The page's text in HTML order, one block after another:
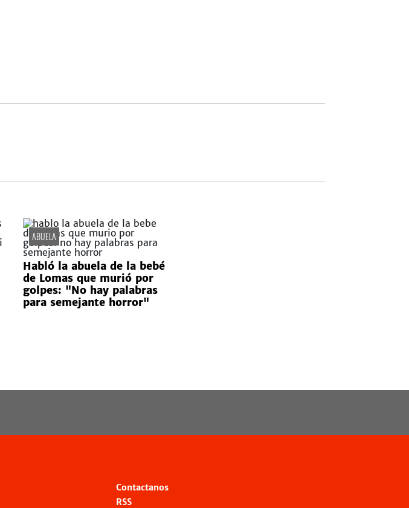
ABUELA
Habló la abuela de la bebé
de Lomas que murió por
golpes: "No hay palabras
para semejante horror"
Contactanos
RSS